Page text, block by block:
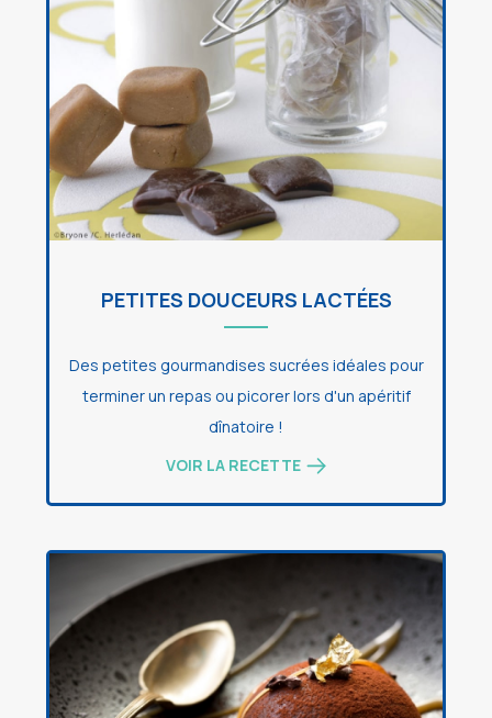
PETITES DOUCEURS LACTÉES
Des petites gourmandises sucrées idéales pour
terminer un repas ou picorer lors d'un apéritif
dînatoire !
VOIR LA RECETTE